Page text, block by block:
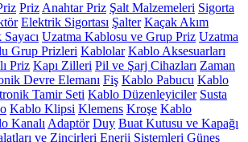
Priz Anahtar Priz Şalt Malzemeleri Sigorta
Elektrik Sigortası Şalter Kaçak Akım
Uzatma Kablosu ve Grup Priz Uzatma
Grup Prizleri Kablolar Kablo Aksesuarları
Priz Kapı Zilleri Pil ve Şarj Cihazları Zaman
Devre Elemanı Fiş Kablo Pabucu Kablo
Tamir Seti Kablo Düzenleyiciler Susta
Kablo Klipsi Klemens Kroşe Kablo
Kanalı Adaptör Duy Buat Kutusu ve Kapağı
ve Zincirleri Enerji Sistemleri Güneş